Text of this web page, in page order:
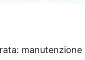
manutenzione